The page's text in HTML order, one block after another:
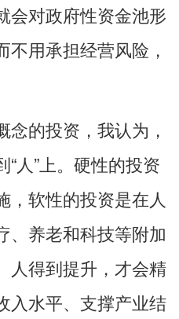
会对政府性资金池形
用承担经营风险，
的投资，我认为，
人”上。硬性的投资
，软性的投资是在人
、养老和科技等附加
人得到提升，才会精
入水平、支撑产业结